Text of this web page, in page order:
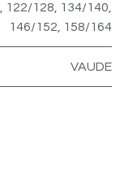
122/128 134/140
146/152
158/164
VAUDE